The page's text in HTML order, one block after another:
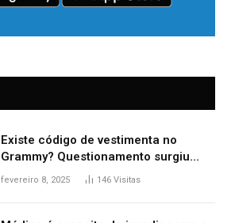
Existe código de vestimenta no
Grammy? Questionamento surgiu
após Bianca Censori, mulher de
fevereiro 8, 2025 146 Visitas